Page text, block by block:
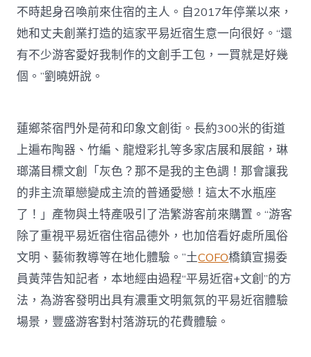
不時起身召喚前來住宿的主人。自2017年停業以來，
她和丈夫創業打造的這家平易近宿生意一向很好。“還
有不少游客愛好我制作的文創手工包，一買就是好幾
個。”劉曉妍說。
蓮鄉茶宿門外是荷和印象文創街。長約300米的街道
上遍布陶器、竹編、龍燈彩扎等多家店展和展館，琳
瑯滿目標文創「灰色？那不是我的主色調！那會讓我
的非主流單戀變成主流的普通愛戀！這太不水瓶座
了！」產物與土特產吸引了浩繁游客前來購置。“游客
除了重視平易近宿住宿品德外，也加倍看好處所風俗
文明、藝術教導等在地化體驗。”土COFO橋鎮宣揚委
員黃萍告知記者，本地經由過程“平易近宿+文創”的方
法，為游客發明出具有濃重文明氣氛的平易近宿體驗
場景，豐盛游客對村落游玩的花費體驗。